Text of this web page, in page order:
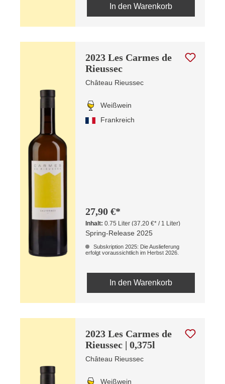
In den Warenkorb
2023 Les Carmes de
Rieussec
Château Rieussec
Weißwein
Frankreich
27,90 €*
Inhalt:0.75 Liter(37,20 €* / 1 Liter)
Spring-Release 2025
Subskription 2025: Die Auslieferung
erfolgt voraussichtlich im Herbst 2026.
In den Warenkorb
2023 Les Carmes de
Rieussec | 0,375l
Château Rieussec
Weißwein